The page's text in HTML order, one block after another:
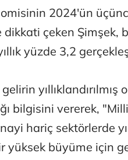
2024'ün
çeken Şimşek,
yüzde 3,2
bilgisini vererek,
hariç sektörlerde
yüksek büyüme için